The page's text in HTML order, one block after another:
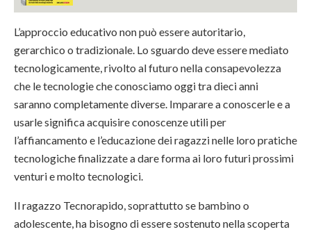
L’approccio educativo non può essere autoritario,
gerarchico o tradizionale. Lo sguardo deve essere mediato
tecnologicamente, rivolto al futuro nella consapevolezza
che le tecnologie che conosciamo oggi tra dieci anni
saranno completamente diverse. Imparare a conoscerle e a
usarle significa acquisire conoscenze utili per
l’affiancamento e l’educazione dei ragazzi nelle loro pratiche
tecnologiche finalizzate a dare forma ai loro futuri prossimi
venturi e molto tecnologici.
Il ragazzo Tecnorapido, soprattutto se bambino o
adolescente, ha bisogno di essere sostenuto nella scoperta